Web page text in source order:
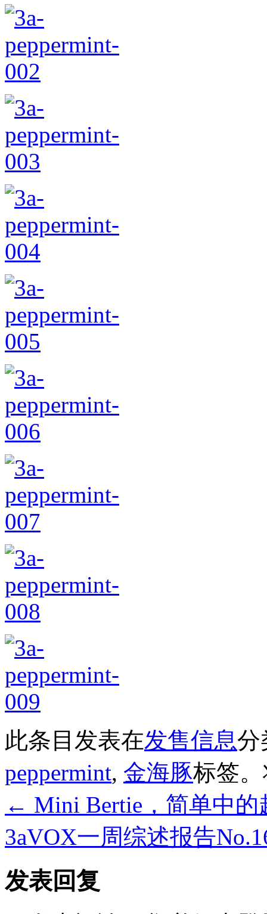
此条目发表在发售信息分
peppermint, 金海豚标签
← Mini Bertie，简单中的
3aVOX一周综述报告
发表回复